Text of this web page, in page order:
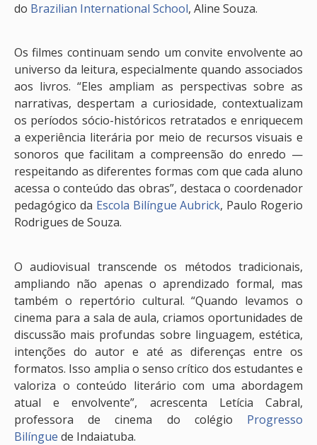
do Brazilian International School, Aline Souza.
Os filmes continuam sendo um convite envolvente ao
universo da leitura, especialmente quando associados
aos livros. “Eles ampliam as perspectivas sobre as
narrativas, despertam a curiosidade, contextualizam
os períodos sócio-históricos retratados e enriquecem
a experiência literária por meio de recursos visuais e
sonoros que facilitam a compreensão do enredo —
respeitando as diferentes formas com que cada aluno
acessa o conteúdo das obras”, destaca o coordenador
pedagógico da Escola Bilíngue Aubrick, Paulo Rogerio
Rodrigues de Souza.
O audiovisual transcende os métodos tradicionais,
ampliando não apenas o aprendizado formal, mas
também o repertório cultural. “Quando levamos o
cinema para a sala de aula, criamos oportunidades de
discussão mais profundas sobre linguagem, estética,
intenções do autor e até as diferenças entre os
formatos. Isso amplia o senso crítico dos estudantes e
valoriza o conteúdo literário com uma abordagem
atual e envolvente”, acrescenta Letícia Cabral,
professora de cinema do colégio Progresso
Bilíngue de Indaiatuba.